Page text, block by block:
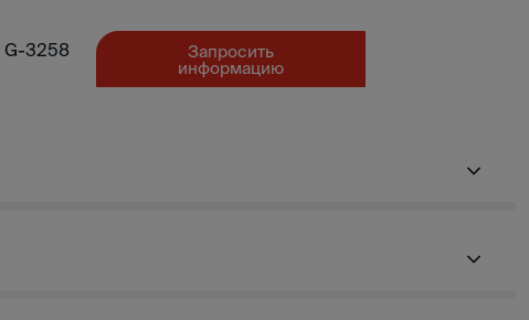
G-3258 Запросить
информацию